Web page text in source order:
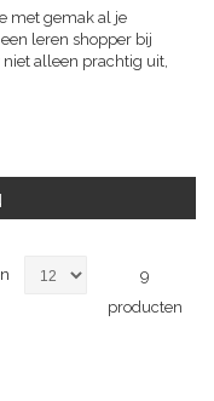
met gemak al je
leren shopper bij
niet alleen prachtig uit,
9
producten